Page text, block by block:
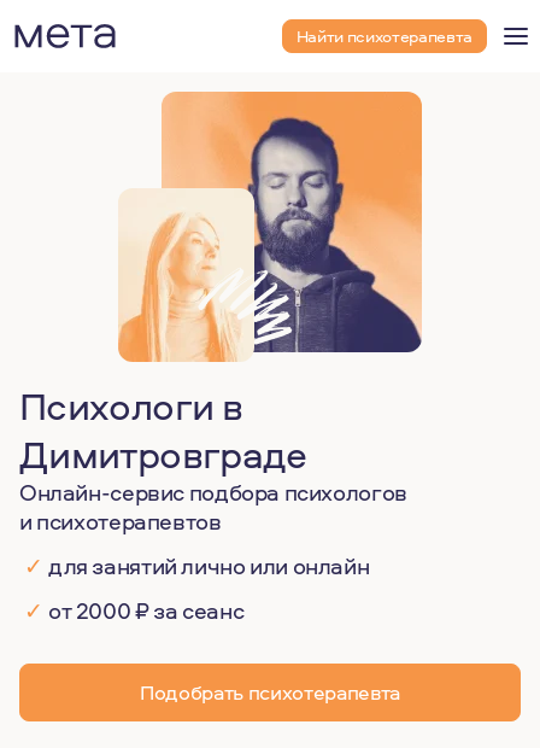
Найти психотерапевта
Психологи в
Димитровграде
Онлайн-сервис подбора психологов
и психотерапевтов
✓ для занятий лично или онлайн
✓ от 2000 ₽ за сеанс
Подобрать психотерапевта